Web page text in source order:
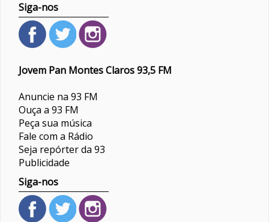
Siga-nos
Jovem Pan Montes Claros 93,5 FM
Anuncie na 93 FM
Ouça a 93 FM
Peça sua música
Fale com a Rádio
Seja repórter da 93
Publicidade
Siga-nos